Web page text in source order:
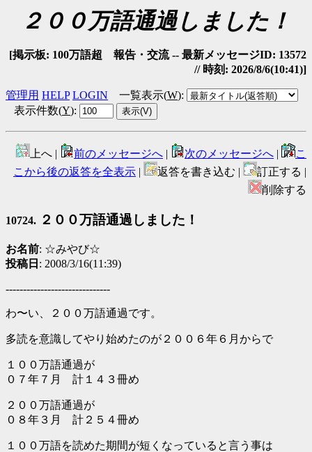
２００万語通過しました！
[掲示板: 100万語超 報告・交流 -- 最新メッセージID: 13572
// 時刻: 2026/8/6(10:41)]
管理用 HELP LOGIN 一覧表示(W):
表示件数(Y):
上へ | 前のメッセージへ | 次のメッセージへ |
こ
こから後の返答を全表示 | 返答を書き込む |
訂正する |
削除する
10724. ２００万語通過しました！
お名前: ☆みやび☆
投稿日 : 2008/3/16(11:39)
------------------------------
わ〜い、２００万語通過です。
多読を意識してやり始めたのが２００６年６月からで
１００万語通過が
０７年７月 計１４３冊め
２００万語通過が
０８年３月 計２５４冊め
１００万語を読めた期間が短くなっていると言う事は